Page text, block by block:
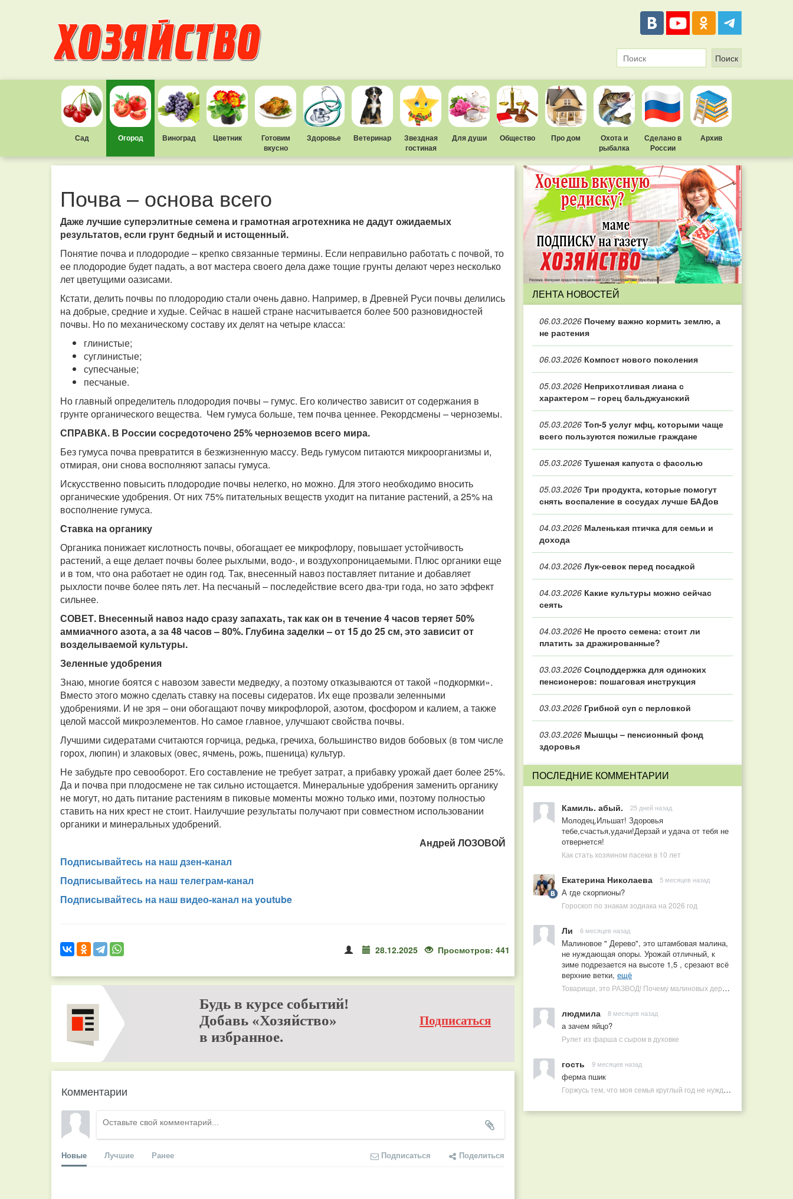
Сад Огород Виноград Цветник
Готовим
вкусно
Здоровье Ветеринар
Звездная
гостиная
Для души Общество Про дом
Охота и
рыбалка
Сделано в
России
Архив
Почва – основа всего
Даже лучшие суперэлитные семена и грамотная агротехника не дадут ожидаемых
результатов, если грунт бедный и истощенный.
Понятие почва и плодородие – крепко связанные термины. Если неправильно работать с почвой, то
ее плодородие будет падать, а вот мастера своего дела даже тощие грунты делают через несколько
лет цветущими оазисами.
Кстати, делить почвы по плодородию стали очень давно. Например, в Древней Руси почвы делились
на добрые, средние и худые. Сейчас в нашей стране насчитывается более 500 разновидностей
почвы. Но по механическому составу их делят на четыре класса:
глинистые;
суглинистые;
супесчаные;
песчаные.
Но главный определитель плодородия почвы – гумус. Его количество зависит от содержания в
грунте органического вещества. Чем гумуса больше, тем почва ценнее. Рекордсмены – черноземы.
СПРАВКА. В России сосредоточено 25% черноземов всего мира.
Без гумуса почва превратится в безжизненную массу. Ведь гумусом питаются микроорганизмы и,
отмирая, они снова восполняют запасы гумуса.
Искусственно повысить плодородие почвы нелегко, но можно. Для этого необходимо вносить
органические удобрения. От них 75% питательных веществ уходит на питание растений, а 25% на
восполнение гумуса.
Ставка на органику
Органика понижает кислотность почвы, обогащает ее микрофлору, повышает устойчивость
растений, а еще делает почвы более рыхлыми, водо-, и воздухопроницаемыми. Плюс органики еще
и в том, что она работает не один год. Так, внесенный навоз поставляет питание и добавляет
рыхлости почве более пять лет. На песчаный – последействие всего два-три года, но зато эффект
сильнее.
СОВЕТ. Внесенный навоз надо сразу запахать, так как он в течение 4 часов теряет 50%
аммиачного азота, а за 48 часов – 80%. Глубина заделки – от 15 до 25 см, это зависит от
возделываемой культуры.
Зеленные удобрения
Знаю, многие боятся с навозом завести медведку, а поэтому отказываются от такой «подкормки».
Вместо этого можно сделать ставку на посевы сидератов. Их еще прозвали зеленными
удобрениями. И не зря – они обогащают почву микрофлорой, азотом, фосфором и калием, а также
целой массой микроэлементов. Но самое главное, улучшают свойства почвы.
Лучшими сидератами считаются горчица, редька, гречиха, большинство видов бобовых (в том числе
горох, люпин) и злаковых (овес, ячмень, рожь, пшеница) культур.
Не забудьте про севооборот. Его составление не требует затрат, а прибавку урожай дает более 25%.
Да и почва при плодосмене не так сильно истощается. Минеральные удобрения заменить органику
не могут, но дать питание растениям в пиковые моменты можно только ими, поэтому полностью
ставить на них крест не стоит. Наилучшие результаты получают при совместном использовании
органики и минеральных удобрений.
Андрей ЛОЗОВОЙ
Подписывайтесь на наш дзен-канал
Подписывайтесь на наш телеграм-канал
Подписывайтесь на наш видео-канал на youtube
28.12.2025 Просмотров: 441
Будь в курсе событий!
Добавь «Хозяйство»
в избранное.
Подписаться
Комментарии
Новые Лучшие Ранее Подписаться Поделиться
ЛЕНТА НОВОСТЕЙ
06.03.2026 Почему важно кормить землю, а
не растения
06.03.2026 Компост нового поколения
05.03.2026 Неприхотливая лиана с
характером – горец бальджуанский
05.03.2026 Топ‑5 услуг мфц, которыми чаще
всего пользуются пожилые граждане
05.03.2026 Тушеная капуста с фасолью
05.03.2026 Три продукта, которые помогут
снять воспаление в сосудах лучше БАДов
04.03.2026 Маленькая птичка для семьи и
дохода
04.03.2026 Лук-севок перед посадкой
04.03.2026 Какие культуры можно сейчас
сеять
04.03.2026 Не просто семена: стоит ли
платить за дражированные?
03.03.2026 Соцподдержка для одиноких
пенсионеров: пошаговая инструкция
03.03.2026 Грибной суп с перловкой
03.03.2026 Мышцы – пенсионный фонд
здоровья
ПОСЛЕДНИЕ КОММЕНТАРИИ
Камиль. абый. 25 дней назад
Молодец,Ильшат! Здоровья
тебе,счастья,удачи!Дерзай и удача от тебя не
отвернется!
Как стать хозяином пасеки в 10 лет
Екатерина Николаева 5 месяцев назад
А где скорпионы?
Гороскоп по знакам зодиака на 2026 год
Ли 6 месяцев назад
Малиновое " Дерево", это штамбовая малина,
не нуждающая опоры. Урожай отличный, к
зиме подрезается на высоте 1,5 , срезают всё
верхние ветки, ещё
Товарищи, это РАЗВОД! Почему малиновых деревьев не бывает, или Как ушлые продавцы наживаются на мечтах садоводов
людмила 8 месяцев назад
а зачем яйцо?
Рулет из фарша с сыром в духовке
гость 9 месяцев назад
ферма пшик
Горжусь тем, что моя семья круглый год не нуждается в покупных витаминах